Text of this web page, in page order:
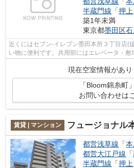
半蔵門線 「押上
築1年未満
東京都墨田区
近くにはセブン-イレブン墨田本所３丁目店(
い物に便利です。共用部にはエレベータ・
現在空室情報があり
「Bloom錦糸町
お問い合わせは
賃貸 | マンション フュージョナル
都営浅草線 「
都営大江戸線 「
半蔵門線 「押上